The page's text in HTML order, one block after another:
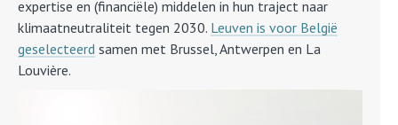
expertise en (financiële) middelen in hun traject naar
klimaatneutraliteit tegen 2030. Leuven is voor België
geselecteerd samen met Brussel, Antwerpen en La
Louvière.